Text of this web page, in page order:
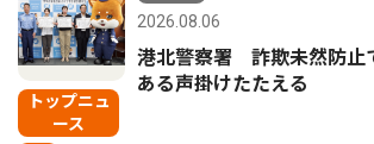
トップニュ
ース
2026.08.06
港北警察署 詐欺未然防
ある声掛けたたえる